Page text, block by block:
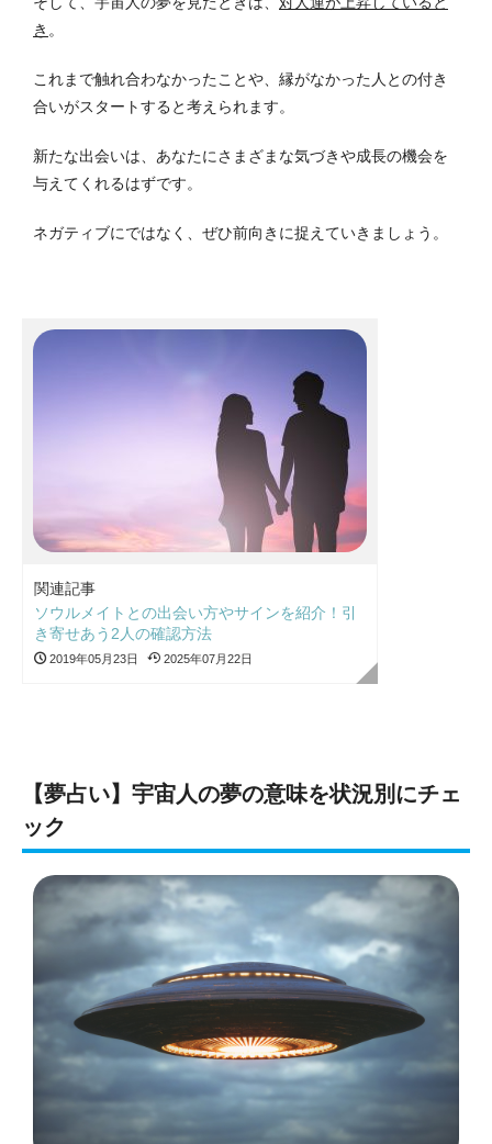
き 。
これまで触れ合わなかったことや、縁がなかった人との付き
合いがスタートすると考えられます。
新たな出会いは、あなたにさまざまな気づきや成長の機会を
与えてくれるはずです。
ネガティブにではなく、ぜひ前向きに捉えていきましょう。
関連記事
ソウルメイトとの出会い方やサインを紹介！引
き寄せあう2人の確認方法
2019年05月23日 2025年07月22日
【夢占い】宇宙人の夢の意味を状況別にチェ
ック